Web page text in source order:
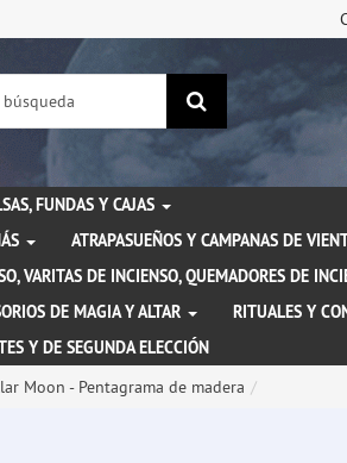
Buscar
FUNDAS Y CAJAS
ATRAPASUEÑOS Y CAMPANAS DE
VARITAS DE INCIENSO, QUEMADORES DE
DE MAGIA Y ALTAR
RITUALES Y
Y DE SEGUNDA ELECCIÓN
Moon - Pentagrama de madera